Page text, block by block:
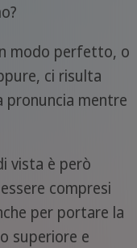
modo perfetto, o
ci risulta
pronuncia mentre
vista è però
compresi
per portare la
superiore e